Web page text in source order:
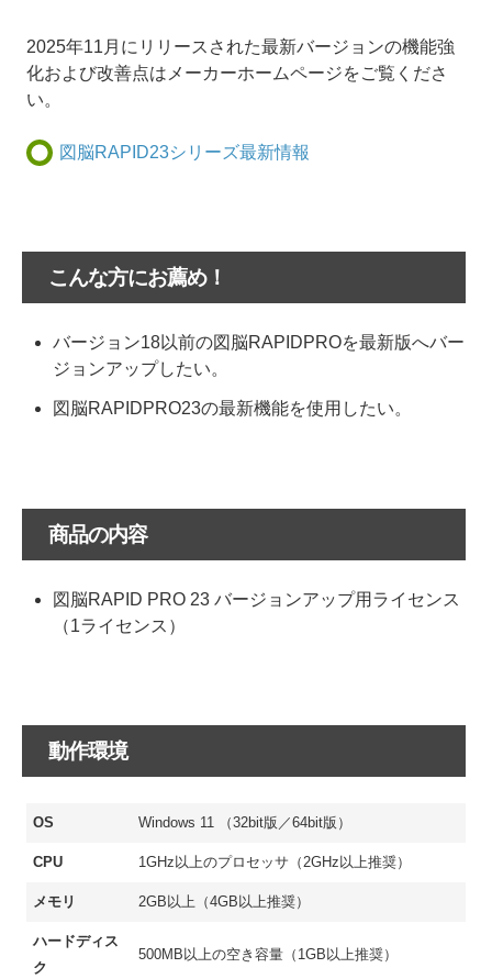
2025年11月にリリースされた最新バージョンの機能強
化および改善点はメーカーホームページをご覧くださ
い。
図脳RAPID23シリーズ最新情報
こんな方にお薦め！
バージョン18以前の図脳RAPIDPROを最新版へバー
ジョンアップしたい。
図脳RAPIDPRO23の最新機能を使用したい。
商品の内容
図脳RAPID PRO 23 バージョンアップ用ライセンス
（1ライセンス）
動作環境
OS Windows 11 （32bit版／64bit版）
CPU 1GHz以上のプロセッサ（2GHz以上推奨）
メモリ 2GB以上（4GB以上推奨）
ハードディス
ク
500MB以上の空き容量（1GB以上推奨）